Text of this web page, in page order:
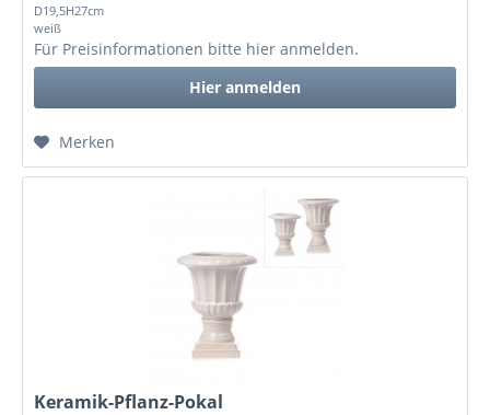
D19,5H27cm
weiß
Für Preisinformationen bitte hier anmelden.
Hier anmelden
Merken
Keramik-Pflanz-Pokal